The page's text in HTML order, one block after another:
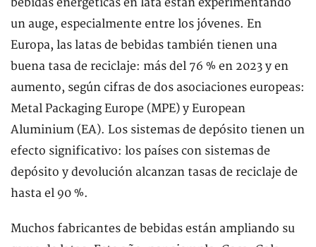
un auge, especialmente entre los jóvenes. En
Europa, las latas de bebidas también tienen una
buena tasa de reciclaje: más del 76 % en 2023 y en
aumento, según cifras de dos asociaciones europeas:
Metal Packaging Europe (MPE) y European
Aluminium (EA). Los sistemas de depósito tienen un
efecto significativo: los países con sistemas de
depósito y devolución alcanzan tasas de reciclaje de
hasta el 90 %.
Muchos fabricantes de bebidas están ampliando su